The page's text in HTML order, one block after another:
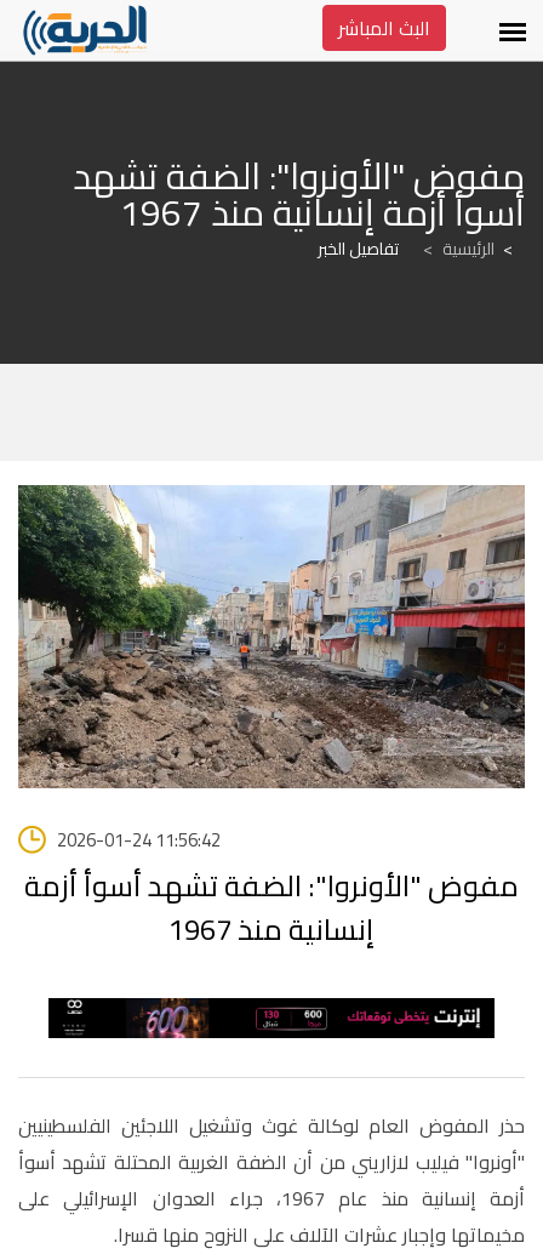
البث المباشر
أسوأ أزمة إنسانية منذ 1967
الرئيسية > تفاصيل الخبر
2026-01-24 11:56:42
مفوض "الأونروا": الضفة تشهد أسوأ أزمة
إنسانية منذ 1967
حذر المفوض العام لوكالة غوث وتشغيل اللاجئين الفلسطينيين
"أونروا" فيليب لازاريني من أن الضفة الغربية المحتلة تشهد أسوأ
أزمة إنسانية منذ عام 1967، جراء العدوان الإسرائيلي على
مخيماتها وإجبار عشرات الآلاف على النزوح منها قسرا.